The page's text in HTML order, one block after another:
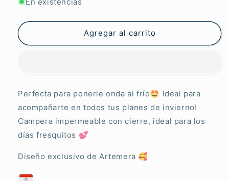
Francesca
Dorada
Francesca
Bahía
Dorada
Agregar al carrito
Perfecta para ponerle onda al frío🤩 Ideal para
acompañarte en todos tus planes de invierno!
Campera impermeable con cierre, ideal para los
días fresquitos 💕
Diseño exclusivo de Artemera 🥰